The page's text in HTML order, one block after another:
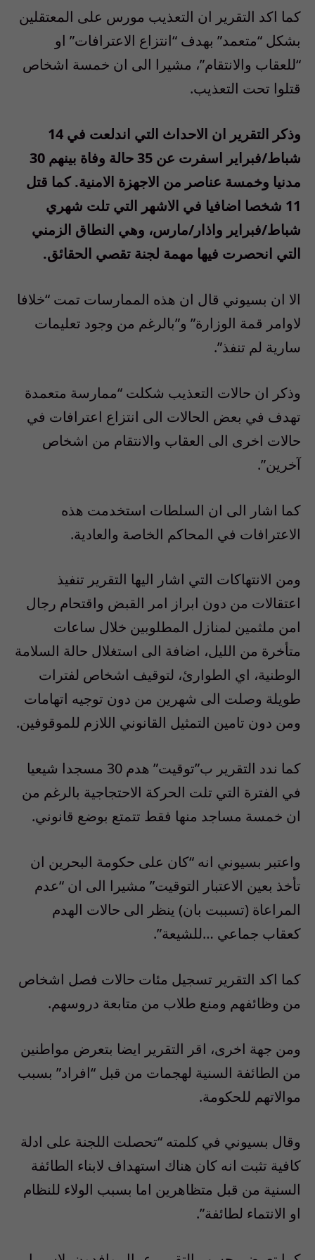
كما اكد التقرير ان التعذيب مورس على المعتقلين
بشكل “متعمد” بهدف “انتزاع الاعترافات” او
“للعقاب والانتقام”، مشيرا الى ان خمسة اشخاص
قتلوا تحت التعذيب.
وذكر التقرير ان الاحداث التي اندلعت في 14
شباط/فبراير اسفرت عن 35 حالة وفاة بينهم 30
مدنيا وخمسة عناصر من الاجهزة الامنية. كما قتل
11 شخصا اضافيا في الاشهر التي تلت شهري
شباط/فبراير واذار/مارس، وهي النطاق الزمني
التي انحصرت فيها مهمة لجنة تقصي الحقائق.
الا ان بسيوني قال ان هذه الممارسات تمت “خلافا
لاوامر قمة الوزارة” و”بالرغم من وجود تعليمات
سارية لم تنفذ”.
وذكر ان حالات التعذيب شكلت “ممارسة متعمدة
تهدف في بعض الحالات الى انتزاع اعترافات في
حالات اخرى الى العقاب والانتقام من اشخاص
آخرين”.
كما اشار الى ان السلطات استخدمت هذه
الاعترافات في المحاكم الخاصة والعادية.
ومن الانتهاكات التي اشار اليها التقرير تنفيذ
اعتقالات من دون ابراز امر القبض واقتحام رجال
امن ملثمين لمنازل المطلوبين خلال ساعات
متأخرة من الليل، اضافة الى استغلال حالة السلامة
الوطنية، اي الطوارئ، لتوقيف اشخاص لفترات
طويلة وصلت الى شهرين من دون توجيه اتهامات
ومن دون تامين التمثيل القانوني اللازم للموقوفين.
كما ندد التقرير ب”توقيت” هدم 30 مسجدا شيعيا
في الفترة التي تلت الحركة الاحتجاجية بالرغم من
ان خمسة مساجد منها فقط تتمتع بوضع قانوني.
واعتبر بسيوني انه “كان على حكومة البحرين ان
تأخذ بعين الاعتبار التوقيت” مشيرا الى ان “عدم
المراعاة (تسببت بان) ينظر الى حالات الهدم
كعقاب جماعي …للشيعة”.
كما اكد التقرير تسجيل مئات حالات فصل اشخاص
من وظائفهم ومنع طلاب من متابعة دروسهم.
ومن جهة اخرى، اقر التقرير ايضا بتعرض مواطنين
من الطائفة السنية لهجمات من قبل “افراد” بسبب
موالاتهم للحكومة.
وقال بسيوني في كلمته “تحصلت اللجنة على ادلة
كافية تثبت انه كان هناك استهداف لابناء الطائفة
السنية من قبل متظاهرين اما بسبب الولاء للنظام
او الانتماء لطائفة”.